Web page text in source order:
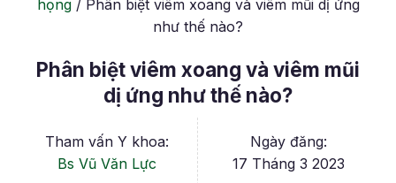
họng/ Phân biệt viêm xoang và viêm mũi dị ứng
như thế nào?
Phân biệt viêm xoang và viêm mũi
dị ứng như thế nào?
Tham vấn Y khoa:
Bs Vũ Văn Lực
Ngày đăng:
17 Tháng 3 2023